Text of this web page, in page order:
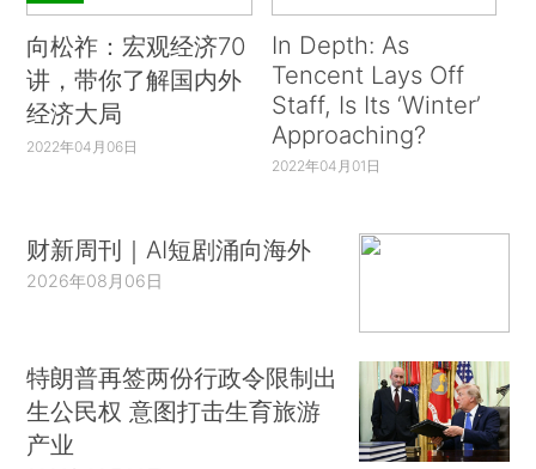
向松祚：宏观经济70
讲，带你了解国内外
经济大局
2022年04月06日
In Depth: As
Tencent Lays Off
Staff, Is Its ‘Winter’
Approaching?
2022年04月01日
财新周刊｜AI短剧涌向海外
2026年08月06日
特朗普再签两份行政令限制出
生公民权 意图打击生育旅游
产业